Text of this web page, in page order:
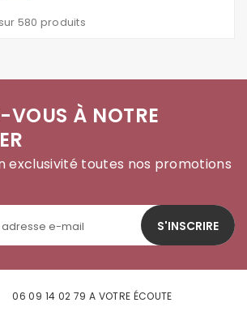
580 produits
VOUS À NOTRE
exclusivité toutes nos promotions
S'INSCRIRE
06 09 14 02 79 A VOTRE ÉCOUTE